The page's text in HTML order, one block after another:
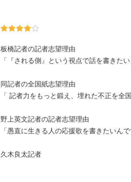
った。
分があるんじゃないかなぁという印象が
様な状況に置かれたときの心理状態もさ
ではないだろう（少なくとも自分はそうな
だからあまりにもきれいなストーリーが
・・・何だか段々本書から離れてきてしま
着が付くのだろう？
板橋記者の記者志望理由
「『される側』という視点で話を書きたい
同記者の全国紙志望理由
「 記者力をもっと鍛え、埋れた不正を全
野上英文記者の記者志望理由
「愚直に生きる人の応援歌を書きたいんで
久木良太記者